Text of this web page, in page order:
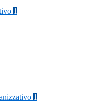
1
1